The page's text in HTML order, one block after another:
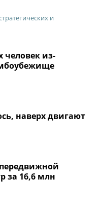
и
человек из-
наверх двигают
за 16,6 млн